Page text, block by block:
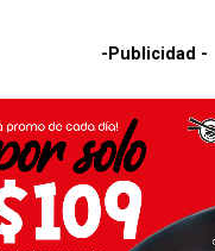
-Publicidad -